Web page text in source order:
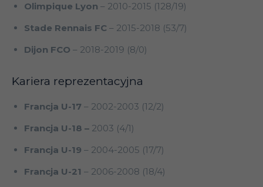
Olimpique Lyon – 2010-2015 (128/19)
Stade Rennais FC – 2015-2018 (53/7)
Dijon FCO – 2018-2019 (8/0)
Kariera reprezentacyjna
Francja U-17 – 2002-2003 (12/2)
Francja U-18 – 2003 (4/1)
Francja U-19 – 2004-2005 (17/7)
Francja U-21 – 2006-2008 (18/4)